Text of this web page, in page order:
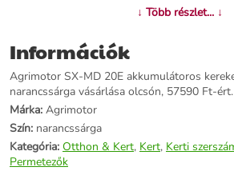
↓ Több részlet... ↓
Információk
Agrimotor SX-MD 20E akkumulátoros
narancssárga vásárlása olcsón, 57590 Ft-
Márka: Agrimotor
Szín: narancssárga
Kategória: Otthon & Kert, Kert, Kerti
Permetezők